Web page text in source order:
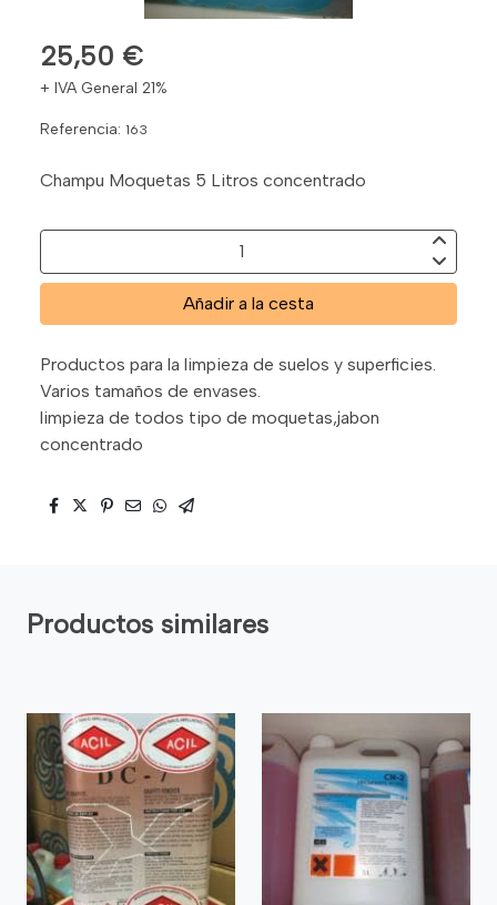
25,50 €
+ IVA General 21%
Referencia: 163
Champu Moquetas 5 Litros concentrado
Añadir a la cesta
Productos para la limpieza de suelos y superficies.
Varios tamaños de envases.
limpieza de todos tipo de moquetas,jabon
concentrado
Productos similares